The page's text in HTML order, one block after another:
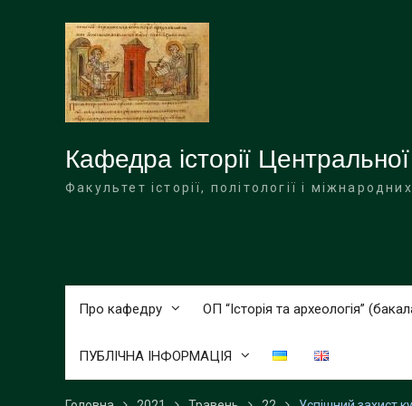
Кафедра історії
Факультет історії, політології і
Про кафедру ОП “Історія та археологія”
ПУБЛІЧНА ІНФОРМАЦІЯ